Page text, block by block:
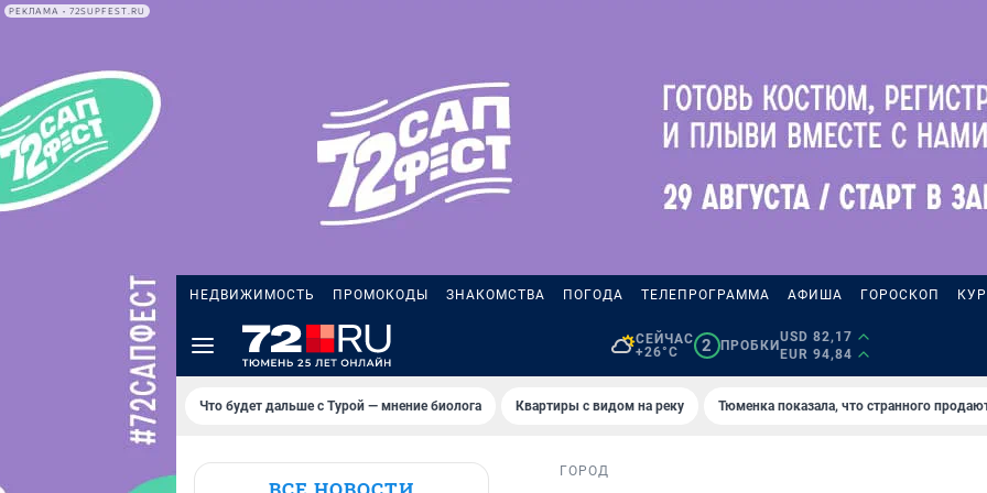
РЕКЛАМА • 72SUPFEST.RU
НЕДВИЖИМОСТЬ ПРОМОКОДЫ ЗНАКОМСТВА ПОГОДА ТЕЛЕПРОГРАММА АФИША ГОРОСКОП
СЕЙЧАС
+26°C
2 ПРОБКИ
USD 82,17
EUR 94,84
Что будет дальше с Турой — мнение биолога Квартиры с видом на реку Тюменка показала, что странного
ГОРОД